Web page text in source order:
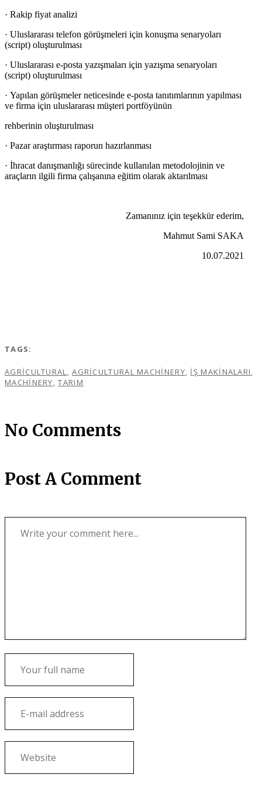
· Rakip fiyat analizi
· Uluslararası telefon görüşmeleri için konuşma senaryoları
(script) oluşturulması
· Uluslararası e-posta yazışmaları için yazışma senaryoları
(script) oluşturulması
· Yapılan görüşmeler neticesinde e-posta tanıtımlarının yapılması
ve firma için uluslararası müşteri portföyünün
rehberinin oluşturulması
· Pazar araştırması raporun hazırlanması
· İhracat danışmanlığı sürecinde kullanılan metodolojinin ve
araçların ilgili firma çalışanına eğitim olarak aktarılması
Zamanınız için teşekkür ederim,
Mahmut Sami SAKA
10.07.2021
TAGS:
AGRICULTURAL,AGRICULTURAL MACHINERY, IŞ MAKINALARI,
MACHINERY,TARIM
No Comments
Post A Comment